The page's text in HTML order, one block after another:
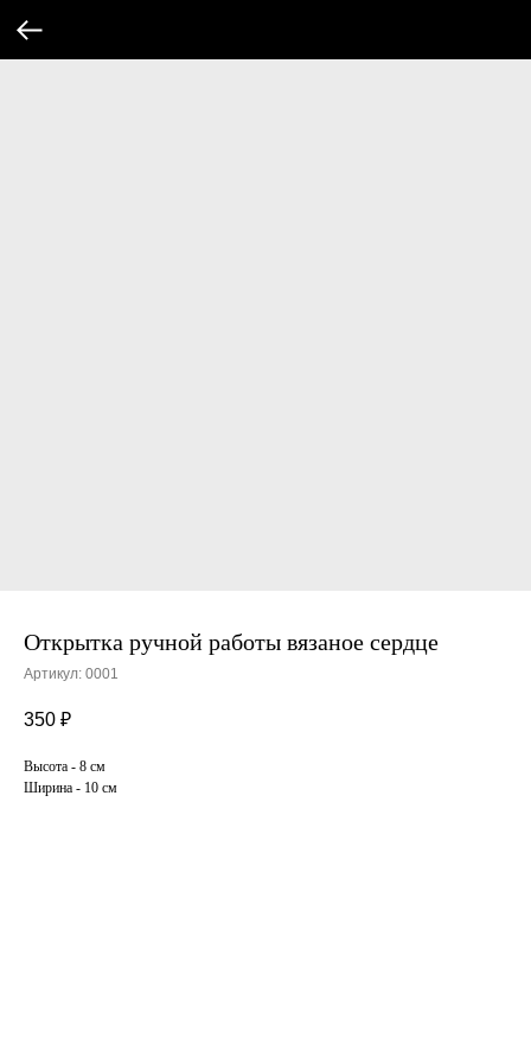
Открытка ручной работы вязаное сердце
Артикул: 0001
350 ₽
Высота - 8 см
Ширина - 10 см